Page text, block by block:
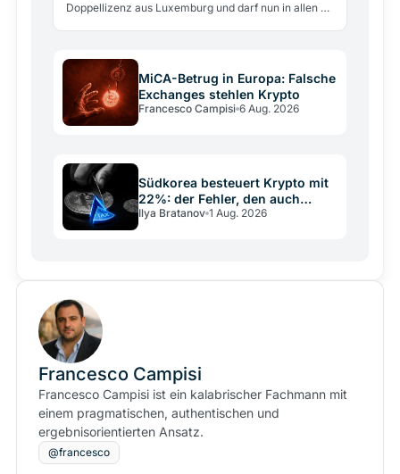
Doppellizenz aus Luxemburg und darf nun in allen 27
MiCA-Betrug in Europa: Falsche
Exchanges stehlen Krypto
Francesco Campisi 6 Aug. 2026
Südkorea besteuert Krypto mit
22%: der Fehler, den auch
Deutschland kennt
Ilya Bratanov 1 Aug. 2026
Francesco Campisi
Francesco Campisi ist ein kalabrischer Fachmann mit
einem pragmatischen, authentischen und
ergebnisorientierten Ansatz.
@francesco